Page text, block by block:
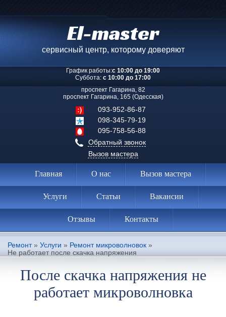
El-master
сервисный центр, которому доверяют
График работы:с 10:00 до 19:00
Суббота: с 10:00 до 17:00
проспект Гагарина, 82
проспект Гагарина, 165 (Одесская)
093-952-86-87
098-345-79-19
095-758-56-88
Обратный звонок
Вызов мастера
Главная О нас Вызов мастера
Услуги Статьи Вакансии
Отзывы Контакты
Ремонт» Услуги » Ремонт микроволновок »
Не работает после скачка напряжения
После скачка напряжения не
работает микроволновка